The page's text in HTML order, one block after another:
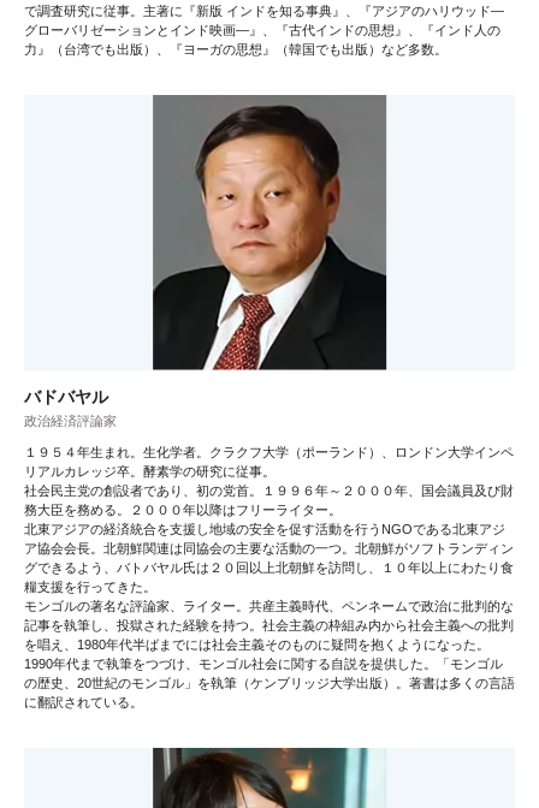
で調査研究に従事。主著に『新版 インドを知る事典』、『アジアのハリウッド―
グローバリゼーションとインド映画―』、『古代インドの思想』、『インド人の
力』（台湾でも出版）、『ヨーガの思想』（韓国でも出版）など多数。
バドバヤル
政治経済評論家
１９５４年生まれ。生化学者。クラクフ大学（ポーランド）、ロンドン大学インペ
リアルカレッジ卒。酵素学の研究に従事。
社会民主党の創設者であり、初の党首。１９９６年～２０００年、国会議員及び財
務大臣を務める。２０００年以降はフリーライター。
北東アジアの経済統合を支援し地域の安全を促す活動を行うNGOである北東アジ
ア協会会長。北朝鮮関連は同協会の主要な活動の一つ。北朝鮮がソフトランディン
グできるよう、バトバヤル氏は２０回以上北朝鮮を訪問し、１０年以上にわたり食
糧支援を行ってきた。
モンゴルの著名な評論家、ライター。共産主義時代、ペンネームで政治に批判的な
記事を執筆し、投獄された経験を持つ。社会主義の枠組み内から社会主義への批判
を唱え、1980年代半ばまでには社会主義そのものに疑問を抱くようになった。
1990年代まで執筆をつづけ、モンゴル社会に関する自説を提供した。「モンゴル
の歴史、20世紀のモンゴル」を執筆（ケンブリッジ大学出版）。著書は多くの言語
に翻訳されている。